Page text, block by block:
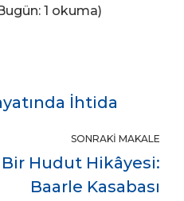
1 okuma)
İhtida
SONRAKI MAKALE
Hudut Hikâyesi:
Baarle Kasabası